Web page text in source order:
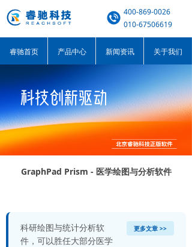
400-869-0026
010-67506619
睿驰首页 产品中心 新闻资讯 关于我们
GraphPad Prism - 医学绘图与分析软件
科研绘图与统计分析软
件，可以胜任大部分医学
更多文章 >>